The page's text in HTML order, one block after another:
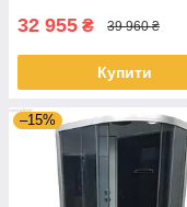
32 955 ₴ 39 960 ₴
Купити
–15%